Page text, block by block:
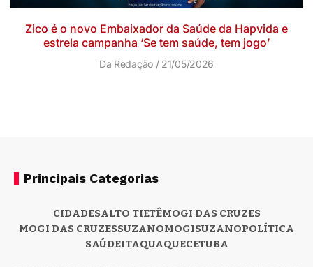
Zico é o novo Embaixador da Saúde da Hapvida e
estrela campanha ‘Se tem saúde, tem jogo’
Da Redação 21/05/2026
Principais Categorias
CIDADESALTO TIETÊMOGI DAS CRUZES
MOGI DAS CRUZESSUZANOMOGISUZANOPOLÍTICA
SAÚDEITAQUAQUECETUBA